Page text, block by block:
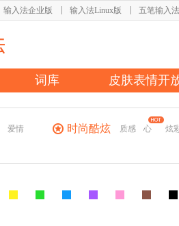
输入法企业版 输入法Linux版 五笔输入法
词库 皮肤表情开
爱情 时尚酷炫 质感 心 炫